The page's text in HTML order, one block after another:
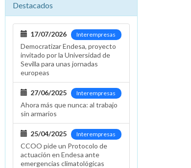
Destacados
Interempresas
17/07/2026
Democratizar Endesa, proyecto
invitado por la Universidad de
Sevilla para unas jornadas
europeas
Interempresas
27/06/2025
Ahora más que nunca: al trabajo
sin armarios
Interempresas
25/04/2025
CCOO pide un Protocolo de
actuación en Endesa ante
emergencias climatológicas